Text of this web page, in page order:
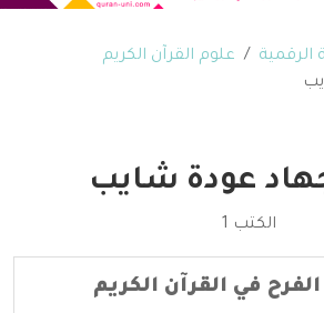
الرقمية
علوم القرآن الكريم
عودة شايب
الكتب 1
الفرح في القرآن الكريم